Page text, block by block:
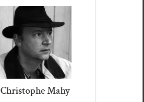
Christophe Mahy